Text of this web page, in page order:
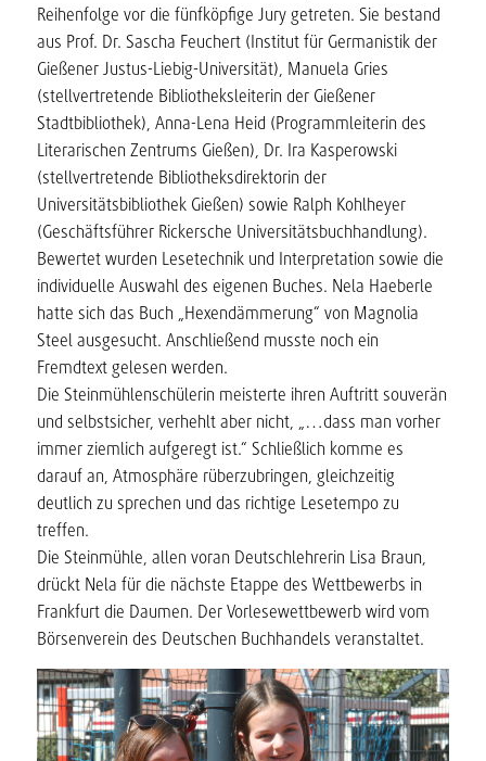
Reihenfolge vor die fünfköpfige Jury getreten. Sie bestand
aus Prof. Dr. Sascha Feuchert (Institut für Germanistik der
Gießener Justus-Liebig-Universität), Manuela Gries
(stellvertretende Bibliotheksleiterin der Gießener
Stadtbibliothek), Anna-Lena Heid (Programmleiterin des
Literarischen Zentrums Gießen), Dr. Ira Kasperowski
(stellvertretende Bibliotheksdirektorin der
Universitätsbibliothek Gießen) sowie Ralph Kohlheyer
(Geschäftsführer Rickersche Universitätsbuchhandlung).
Bewertet wurden Lesetechnik und Interpretation sowie die
individuelle Auswahl des eigenen Buches. Nela Haeberle
hatte sich das Buch „Hexendämmerung“ von Magnolia
Steel ausgesucht. Anschließend musste noch ein
Fremdtext gelesen werden.
Die Steinmühlenschülerin meisterte ihren Auftritt souverän
und selbstsicher, verhehlt aber nicht, „…dass man vorher
immer ziemlich aufgeregt ist.“ Schließlich komme es
darauf an, Atmosphäre rüberzubringen, gleichzeitig
deutlich zu sprechen und das richtige Lesetempo zu
treffen.
Die Steinmühle, allen voran Deutschlehrerin Lisa Braun,
drückt Nela für die nächste Etappe des Wettbewerbs in
Frankfurt die Daumen. Der Vorlesewettbewerb wird vom
Börsenverein des Deutschen Buchhandels veranstaltet.